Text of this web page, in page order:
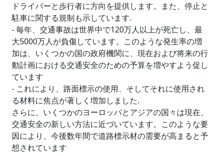
ドライバーと歩行者に方向を提供します。また、停止と
駐車に関する規制も示しています.
- 毎年、交通事故は世界中で120万人以上が死亡し、最
大5000万人が負傷しています。このような発生率の増
加は、いくつかの国の政府機関に、現在および将来の行
動計画における交通安全のための予算を増やすよう促し
ています
- これにより、路面標示の使用、そしてそれに使用され
る材料に焦点が著しく増加しました.
さらに、いくつかのヨーロッパとアジアの国々は現在、
交通安全の新しい方法に近づいています。このような要
因により、今後数年間で道路標示材の需要が高まると予
想されています